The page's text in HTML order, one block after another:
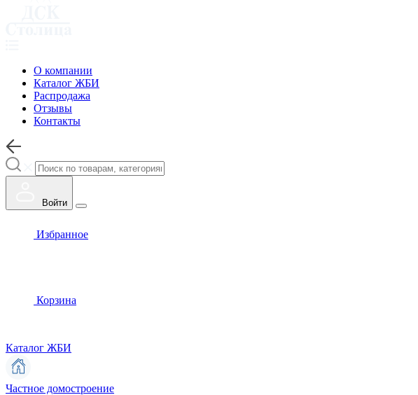
О компании
Каталог ЖБИ
Распродажа
Отзывы
Контакты
Войти
Избранное
Корзина
Каталог ЖБИ
Частное домостроение